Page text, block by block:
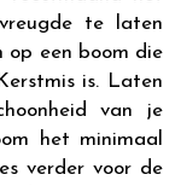
te laten
op een boom die
is. Laten
van je
het minimaal
verder voor de